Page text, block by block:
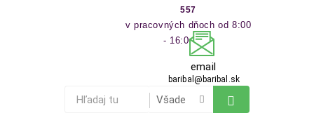
557
v pracovných dňoch od 8:00
- 16:00 hod
email
baribal@baribal.sk